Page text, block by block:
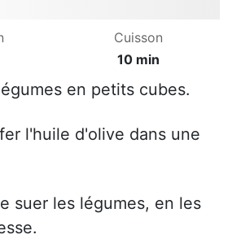
Cuisson
10 min
en petits cubes.
l'huile d'olive dans une
suer les légumes, en les